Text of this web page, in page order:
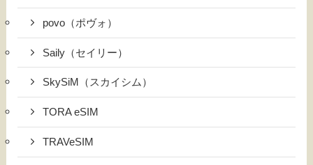
povo（ポヴォ）
Saily（セイリー）
SkySiM（スカイシム）
TORA eSIM
TRAVeSIM